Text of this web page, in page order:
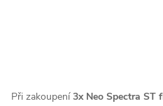
Při zakoupení3x Neo Spectra